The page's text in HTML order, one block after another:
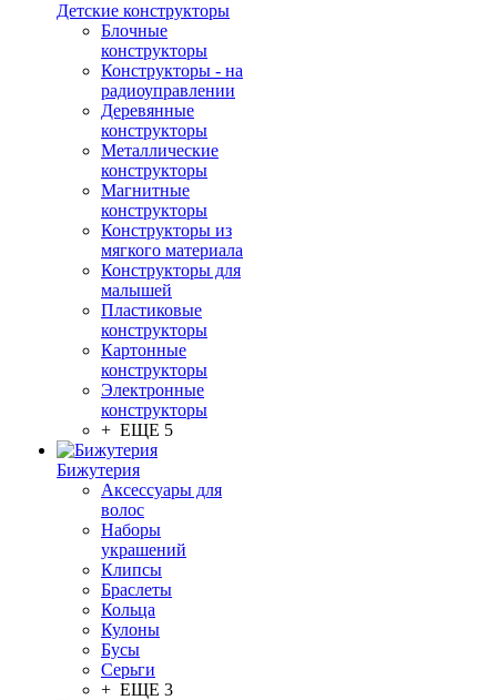
Детские конструкторы
Блочные
конструкторы
Конструкторы - на
радиоуправлении
Деревянные
конструкторы
Металлические
конструкторы
Магнитные
конструкторы
Конструкторы из
мягкого материала
Конструкторы для
малышей
Пластиковые
конструкторы
Картонные
конструкторы
Электронные
конструкторы
+ ЕЩЕ 5
Бижутерия
Аксессуары для
волос
Наборы
украшений
Клипсы
Браслеты
Кольца
Кулоны
Бусы
Серьги
+ ЕЩЕ 3